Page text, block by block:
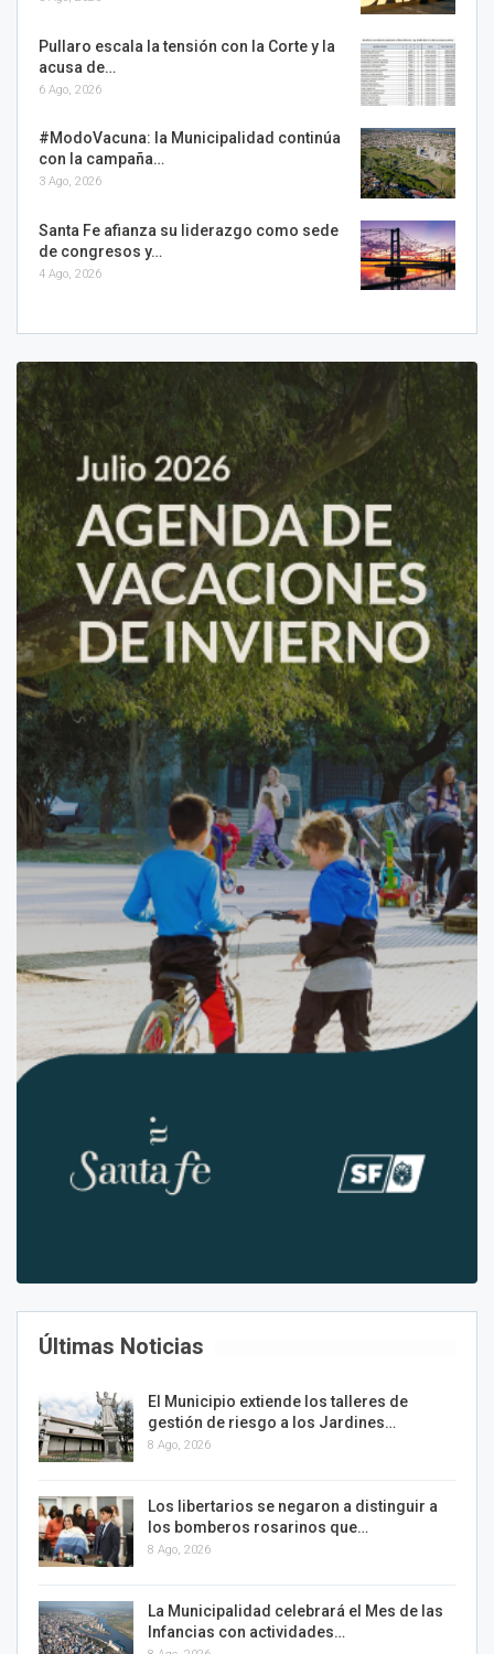
Pullaro escala la tensión con la Corte y la
acusa de…
6 Ago, 2026
#ModoVacuna: la Municipalidad continúa
con la campaña…
3 Ago, 2026
Santa Fe afianza su liderazgo como sede
de congresos y…
4 Ago, 2026
Últimas Noticias
El Municipio extiende los talleres de
gestión de riesgo a los Jardines…
8 Ago, 2026
Los libertarios se negaron a distinguir a
los bomberos rosarinos que…
8 Ago, 2026
La Municipalidad celebrará el Mes de las
Infancias con actividades…